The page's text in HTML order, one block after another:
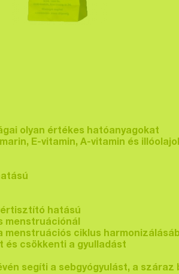
olyan értékes hatóanyagokat
E-vitamin, A-vitamin és
hatású
menstruációnál
ciklus
és csökkenti a gyulladást
segíti a sebgyógyulást, a száraz